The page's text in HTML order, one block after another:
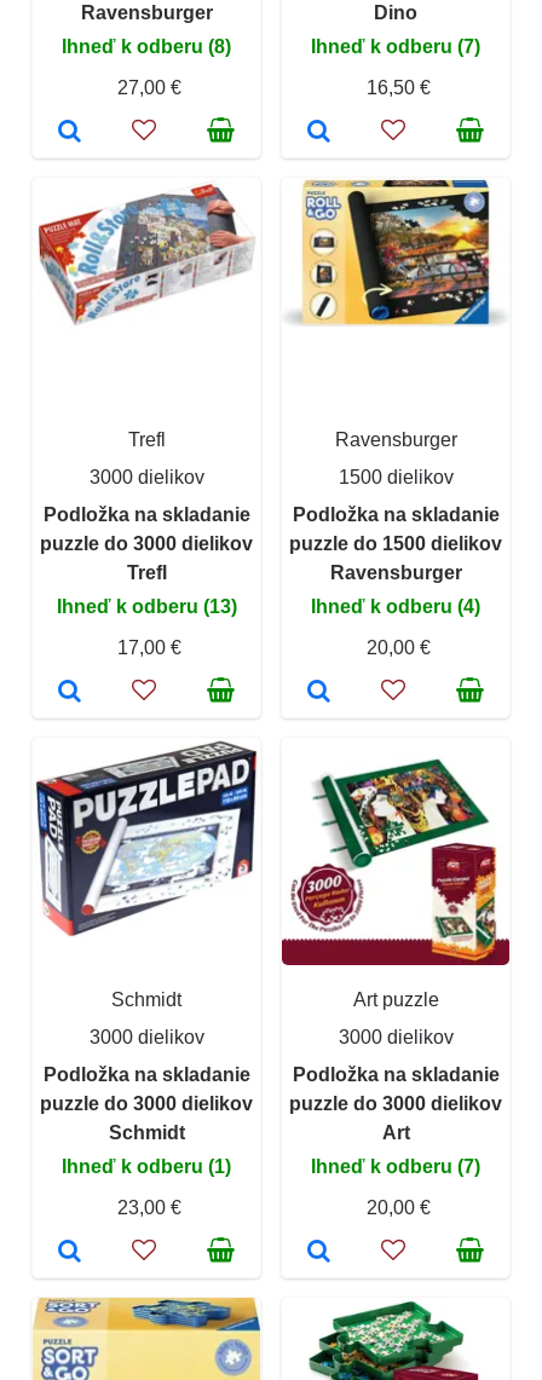
Ravensburger
Ihneď k odberu (8)
27,00 €
Dino
Ihneď k odberu (7)
16,50 €
Trefl
3000 dielikov
Podložka na skladanie
puzzle do 3000 dielikov
Trefl
Ihneď k odberu (13)
17,00 €
Ravensburger
1500 dielikov
Podložka na skladanie
puzzle do 1500 dielikov
Ravensburger
Ihneď k odberu (4)
20,00 €
Schmidt
3000 dielikov
Podložka na skladanie
puzzle do 3000 dielikov
Schmidt
Ihneď k odberu (1)
23,00 €
Art puzzle
3000 dielikov
Podložka na skladanie
puzzle do 3000 dielikov
Art
Ihneď k odberu (7)
20,00 €